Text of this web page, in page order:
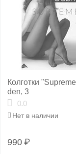
Колготки
den, 3
0.0
Нет в наличии
990 ₽